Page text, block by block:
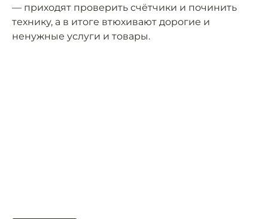
— приходят проверить счётчики и починить
технику, а в итоге втюхивают дорогие и
ненужные услуги и товары.